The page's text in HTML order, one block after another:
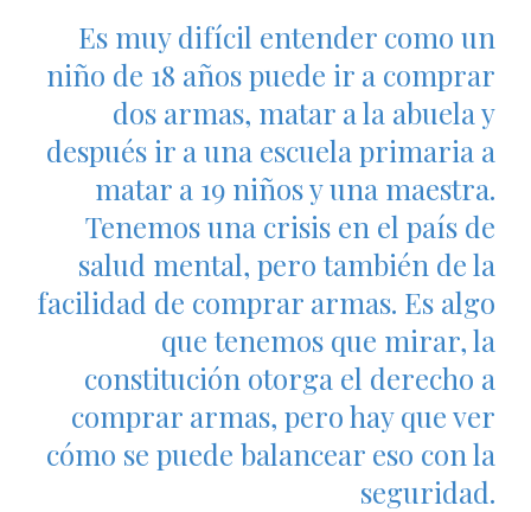
Es muy difícil entender como un
niño de 18 años puede ir a comprar
dos armas, matar a la abuela y
después ir a una escuela primaria a
matar a 19 niños y una maestra.
Tenemos una crisis en el país de
salud mental, pero también de la
facilidad de comprar armas. Es algo
que tenemos que mirar, la
constitución otorga el derecho a
comprar armas, pero hay que ver
cómo se puede balancear eso con la
seguridad.